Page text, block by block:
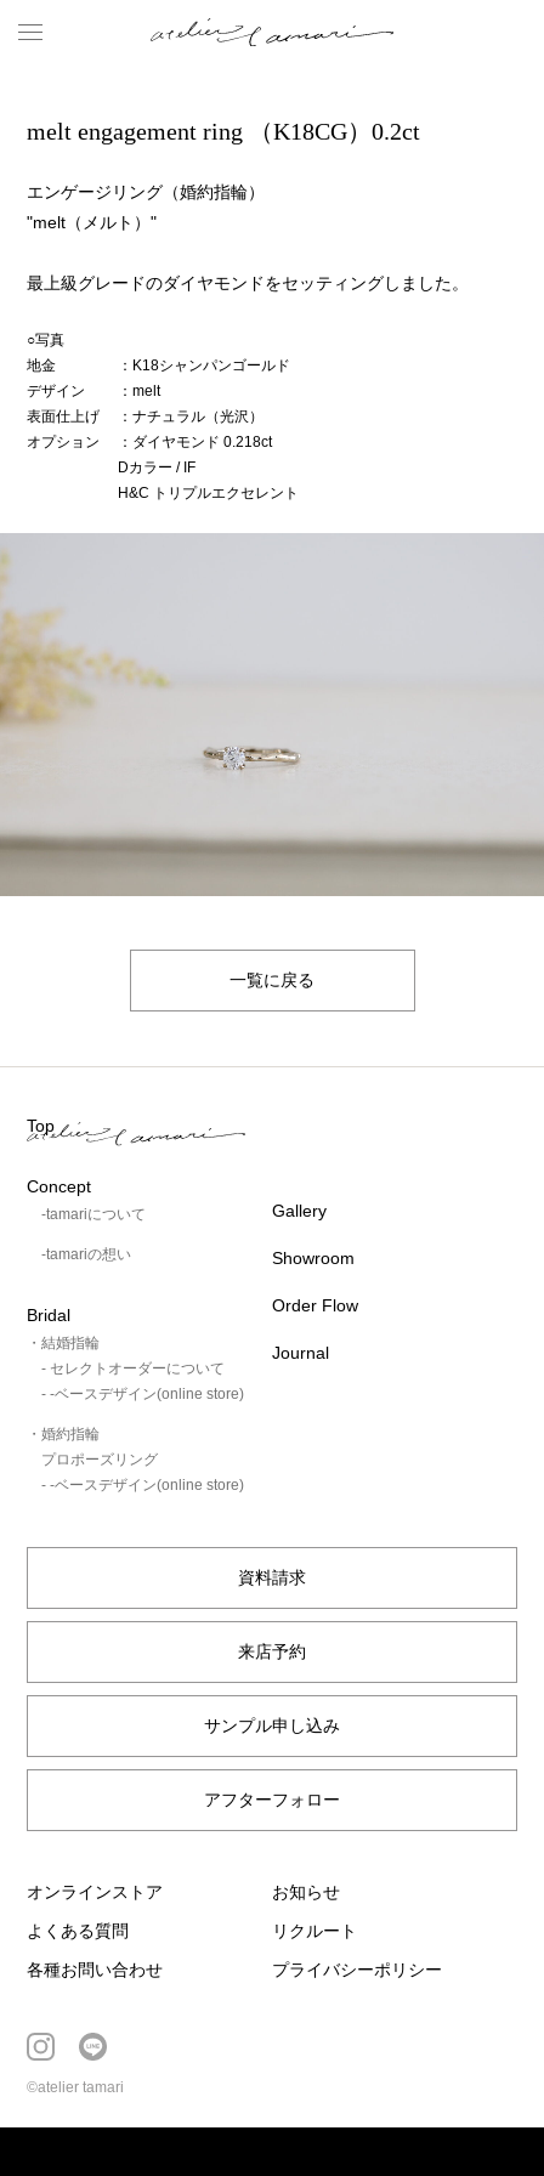
melt engagement ring （K18CG）0.2ct
エンゲージリング（婚約指輪）
"melt（メルト）"
最上級グレードのダイヤモンドをセッティングしました。
○写真
地金
：K18シャンパンゴールド
デザイン
：melt
表面仕上げ
：ナチュラル（光沢）
オプション
：ダイヤモンド 0.218ct
Dカラー / IF
H&C トリプルエクセレント
一覧に戻る
Top
Concept
-tamariについて
-tamariの想い
Bridal
・結婚指輪
- セレクトオーダーについて
- -ベースデザイン(online store)
・婚約指輪
プロポーズリング
- -ベースデザイン(online store)
Gallery
Showroom
Order Flow
Journal
オンラインストア
お知らせ
よくある質問
リクルート
各種お問い合わせ
プライバシーポリシー
資料請求
来店予約
サンプル申し込み
アフターフォロー
©atelier tamari